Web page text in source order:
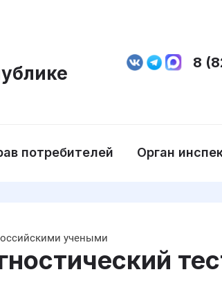
8
потребителей Орган
учеными